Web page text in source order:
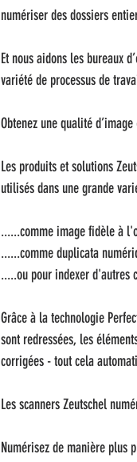
numériser des dossiers
Et nous aidons les bureaux
variété de processus de
Obtenez une qualité
Les produits et solutions
utilisés dans une grande
......comme image fidèle à
......comme duplicata
.....ou pour indexer d'autres
Grâce à la technologie
sont redressées, les
corrigées - tout cela
Les scanners Zeutschel
Numérisez de manière plus